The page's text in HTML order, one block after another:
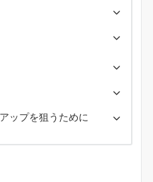
ップを狙うために